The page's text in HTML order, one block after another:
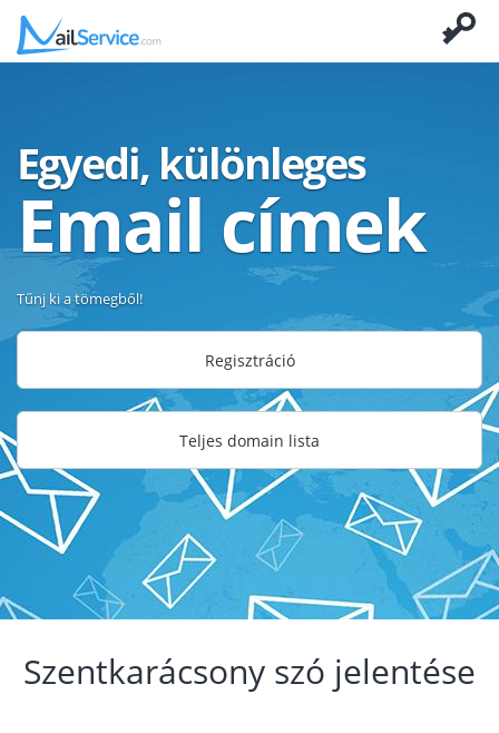
Egyedi, különleges
Email címek
Tűnj ki a tömegből!
Regisztráció
Teljes domain lista
Szentkarácsony szó jelentése